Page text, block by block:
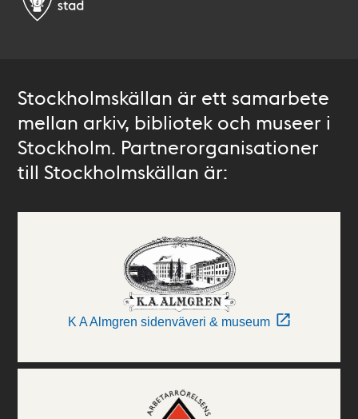
Stockholmskällan är ett samarbete
mellan arkiv, bibliotek och museer i
Stockholm. Partnerorganisationer
till Stockholmskällan är:
K A Almgren sidenväveri & museum